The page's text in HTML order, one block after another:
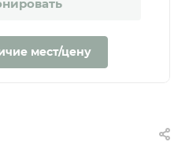
мест/цену